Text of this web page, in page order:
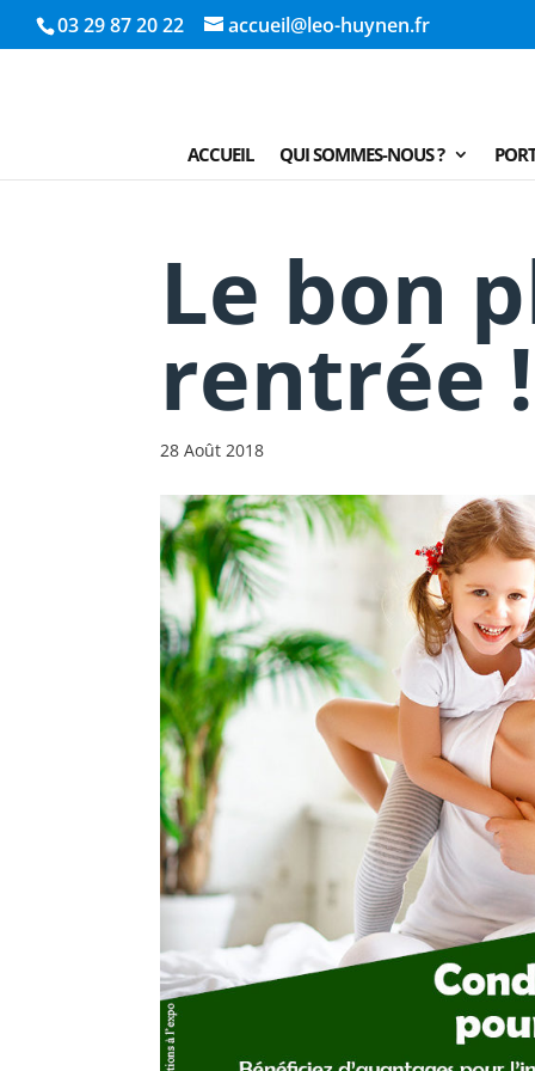
03 29 87 20 22 accueil@leo-huynen.fr
ACCUEIL QUI SOMMES-NOUS ?
Le bon
rentrée !
28 Août 2018